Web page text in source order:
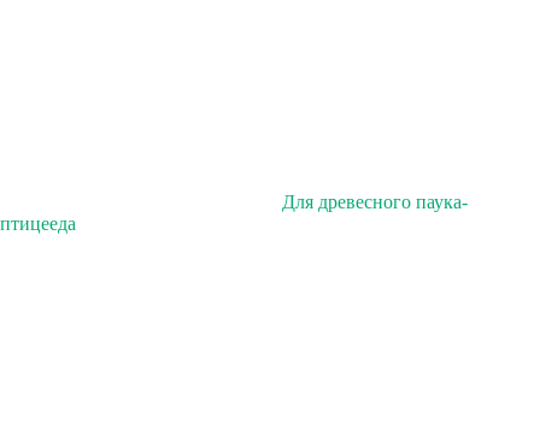
Для древесного паука-
птицееда